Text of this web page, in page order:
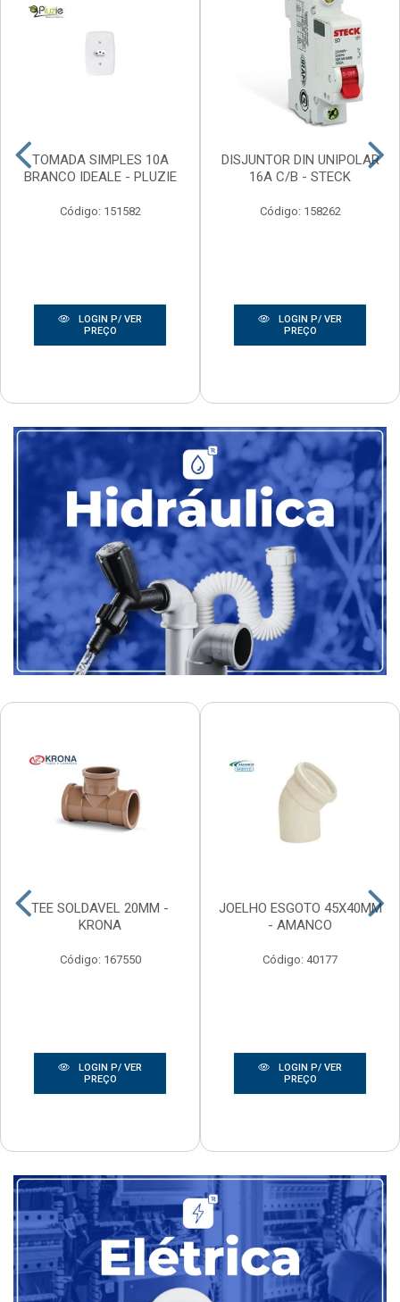
TOMADA SIMPLES 10A
BRANCO IDEALE - PLUZIE
Código: 151582
LOGIN P/ VER
PREÇO
DISJUNTOR DIN UNIPOLAR
16A C/B - STECK
Código: 158262
LOGIN P/ VER
PREÇO
TEE SOLDAVEL 20MM -
KRONA
Código: 167550
LOGIN P/ VER
PREÇO
JOELHO ESGOTO 45X40MM
- AMANCO
Código: 40177
LOGIN P/ VER
PREÇO